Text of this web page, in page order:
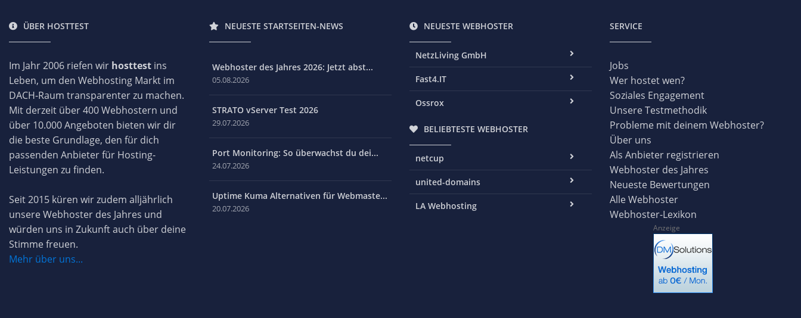
ÜBER HOSTTEST
Im Jahr 2006 riefen wir hosttest ins
Leben, um den Webhosting Markt im
DACH-Raum transparenter zu machen.
Mit derzeit über 400 Webhostern und
über 10.000 Angeboten bieten wir dir
die beste Grundlage, den für dich
passenden Anbieter für Hosting-
Leistungen zu finden.
Seit 2015 küren wir zudem alljährlich
unsere Webhoster des Jahres und
würden uns in Zukunft auch über deine
Stimme freuen.
Mehr über uns...
NEUESTE STARTSEITEN-NEWS
Webhoster des Jahres 2026: Jetzt abst...
05.08.2026
STRATO vServer Test 2026
29.07.2026
Port Monitoring: So überwachst du dei...
24.07.2026
Uptime Kuma Alternativen für Webmaste...
20.07.2026
NEUESTE WEBHOSTER
NetzLiving GmbH
Fast4.IT
Ossrox
BELIEBTESTE WEBHOSTER
netcup
united-domains
LA Webhosting
SERVICE
Jobs
Wer hostet wen?
Soziales Engagement
Unsere Testmethodik
Probleme mit deinem Webhoster?
Über uns
Als Anbieter registrieren
Webhoster des Jahres
Neueste Bewertungen
Alle Webhoster
Webhoster-Lexikon
Anzeige